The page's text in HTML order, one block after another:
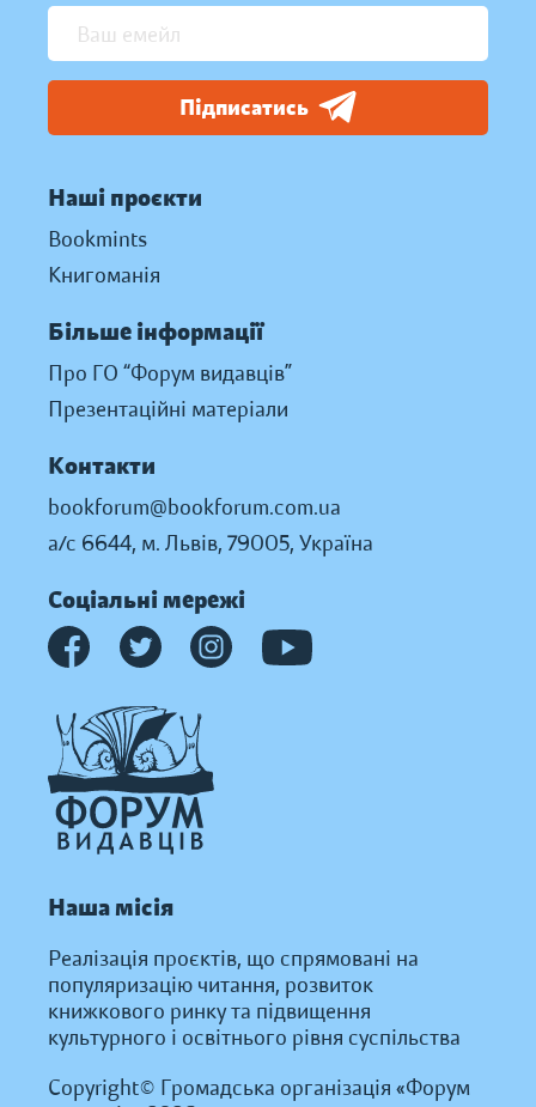
Підписатись
Наші проєкти
Bookmints
Книгоманія
Більше інформації
Про ГО “Форум видавців”
Презентаційні матеріали
Контакти
bookforum@bookforum.com.ua
а/с 6644, м. Львів, 79005, Україна
Соціальні мережі
Наша місія
Реалізація проєктів, що спрямовані на
популяризацію читання, розвиток
книжкового ринку та підвищення
культурного і освітнього рівня суспільства
Copyright© Громадська організація «Форум